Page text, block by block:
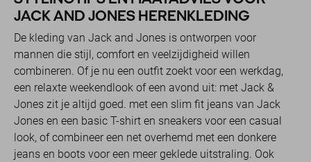
JACK AND JONES HERENKLEDING
De kleding van Jack and Jones is ontworpen voor
mannen die stijl, comfort en veelzijdigheid willen
combineren. Of je nu een outfit zoekt voor een werkdag,
een relaxte weekendlook of een avond uit: met Jack &
Jones zit je altijd goed. met een slim fit jeans van Jack
Jones en een basic T-shirt en sneakers voor een casual
look, of combineer een net overhemd met een donkere
jeans en boots voor een meer geklede uitstraling. Ook